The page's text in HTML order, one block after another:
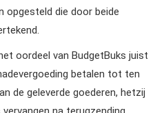
opgesteld die door beide
oordeel van BudgetBuks juist
betalen tot ten
de geleverde goederen, hetzij